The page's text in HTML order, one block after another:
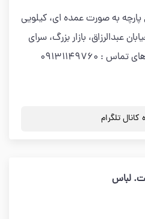
پارچه به صورت عمده ای، کیلویی
عبدالرزاق، بازار بزرگ، سرای
گلشن، اخوان افیونی شماره های تماس : 09131149760
تلگرام
لباس